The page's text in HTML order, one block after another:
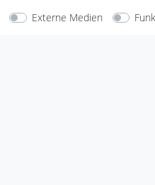
Zahlungsarten
Externe Medien